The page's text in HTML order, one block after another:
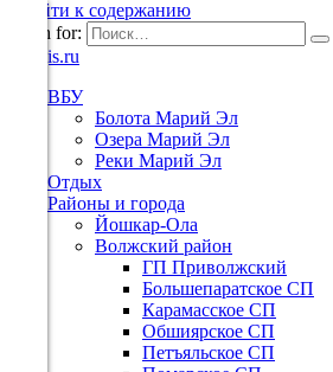
Перейти к содержанию
Search for:
ВБУ
Болота Марий Эл
Озера Марий Эл
Реки Марий Эл
Отдых
Районы и города
Йошкар-Ола
Волжский район
ГП Приволжский
Большепаратское СП
Карамасское СП
Обшиярское СП
Петъяльское СП